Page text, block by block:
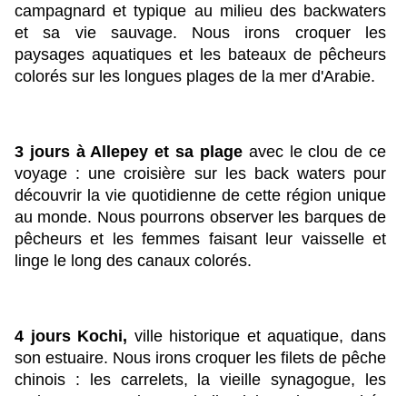
campagnard et typique au milieu des backwaters
et sa vie sauvage. Nous irons croquer les
paysages aquatiques et les bateaux de pêcheurs
colorés sur les longues plages de la mer d'Arabie.
3 jours à Allepey et sa plage avec le clou de ce
voyage : une croisière sur les back waters pour
découvrir la vie quotidienne de cette région unique
au monde. Nous pourrons observer les barques de
pêcheurs et les femmes faisant leur vaisselle et
linge le long des canaux colorés.
4 jours Kochi, ville historique et aquatique, dans
son estuaire. Nous irons croquer les filets de pêche
chinois : les carrelets, la vieille synagogue, les